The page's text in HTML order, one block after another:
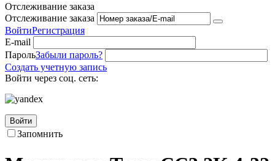
Отслеживание заказа
Отслеживание заказа
ВойтиРегистрация
E-mail
ПарольЗабыли пароль?
Создать учетную запись
Войти через соц. сеть:
Войти
Запомнить